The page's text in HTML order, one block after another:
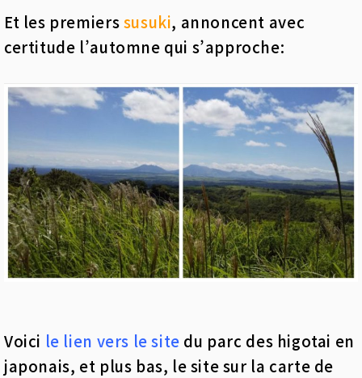
Et les premierssusuki, annoncent avec
certitude l’automne qui s’approche:
Voici le lien vers le site du parc des higotai en
japonais, et plus bas, le site sur la carte de